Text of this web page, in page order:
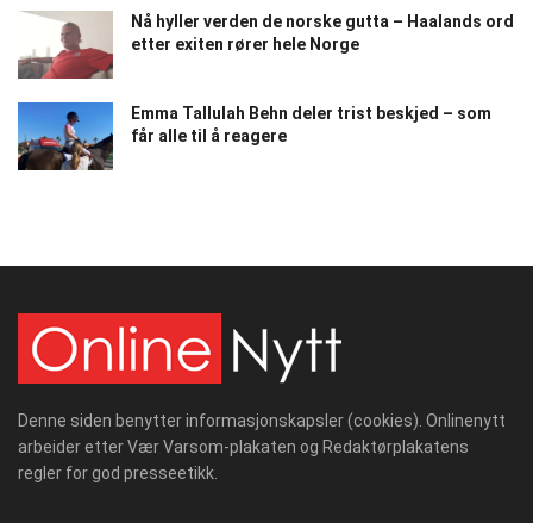
Nå hyller verden de norske gutta – Haalands ord
etter exiten rører hele Norge
Emma Tallulah Behn deler trist beskjed – som
får alle til å reagere
Denne siden benytter informasjonskapsler (cookies). Onlinenytt
arbeider etter Vær Varsom-plakaten og Redaktørplakatens
regler for god presseetikk.